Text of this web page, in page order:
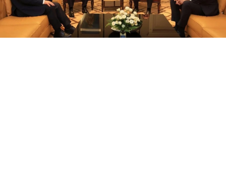
Siyaset